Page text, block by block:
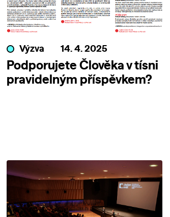
Výzva 14. 4. 2025
Podporujete Člověka v tísni
pravidelným příspěvkem?